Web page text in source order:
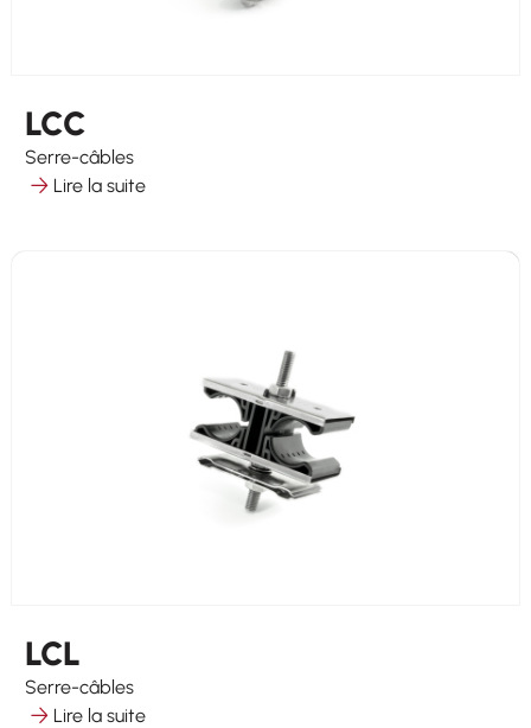
LCC
Serre-câbles
Lire la suite
LCL
Serre-câbles
Lire la suite